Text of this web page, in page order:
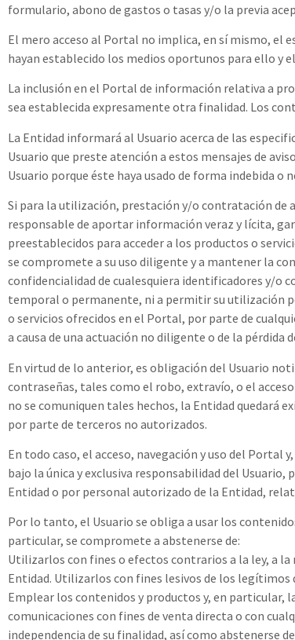
formulario, abono de gastos o tasas y/o la previa
El mero acceso al Portal no implica, en sí mismo, el
hayan establecido los medios oportunos para ello y
La inclusión en el Portal de información relativa a
sea establecida expresamente otra finalidad. Los
La Entidad informará al Usuario acerca de las
Usuario que preste atención a estos mensajes de
Usuario porque éste haya usado de forma indebida
Si para la utilización, prestación y/o contratación de
responsable de aportar información veraz y lícita,
preestablecidos para acceder a los productos o
se compromete a su uso diligente y a mantener la
confidencialidad de cualesquiera identificadores y/o
temporal o permanente, ni a permitir su utilización
o servicios ofrecidos en el Portal, por parte de
a causa de una actuación no diligente o de la pérdida
En virtud de lo anterior, es obligación del Usuario
contraseñas, tales como el robo, extravío, o el
no se comuniquen tales hechos, la Entidad quedará
por parte de terceros no autorizados.
En todo caso, el acceso, navegación y uso del Portal
bajo la única y exclusiva responsabilidad del
Entidad o por personal autorizado de la Entidad,
Por lo tanto, el Usuario se obliga a usar los
particular, se compromete a abstenerse de:
Utilizarlos con fines o efectos contrarios a la ley, a
Entidad. Utilizarlos con fines lesivos de los legítimos
Emplear los contenidos y productos y, en particular,
comunicaciones con fines de venta directa o con
independencia de su finalidad, así como abstenerse